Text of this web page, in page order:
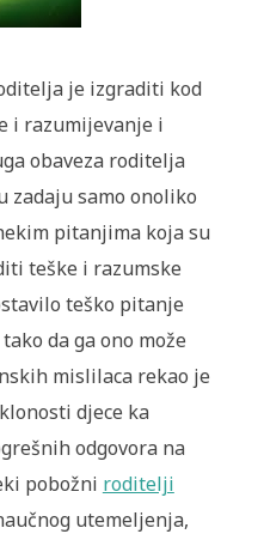
je izgraditi kod
i razumijevanje i
obaveza roditelja
zadaju samo ono­liko
pitanjima koja su
teške i razumske
teško pi­tanje
da ga ono može
mislilaca rekao je
djece ka
odgovora na
pobožni roditelji
utemeljenja,